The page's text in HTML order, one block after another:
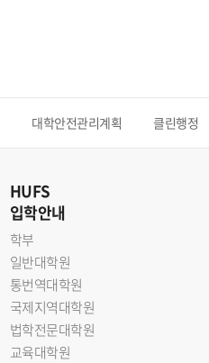
대학안전관리계획 클린행정
HUFS
입학안내
학부
일반대학원
통번역대학원
국제지역대학원
법학전문대학원
교육대학원